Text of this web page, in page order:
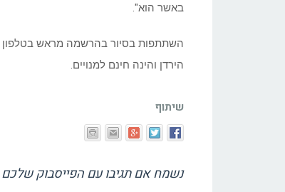
באשר הוא".
הירדן והינה חינם למנויים.
שיתוף
נשמח אם תגיבו עם הפייסבוק שלכם